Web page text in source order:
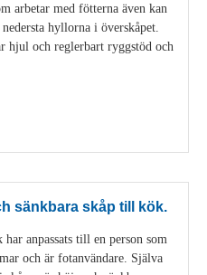
arbetar med fötterna även kan
hyllorna i överskåpet.
hjul och reglerbart ryggstöd och
sänkbara skåp till kök.
har anpassats till en person som
och är fotanvändare. Själva